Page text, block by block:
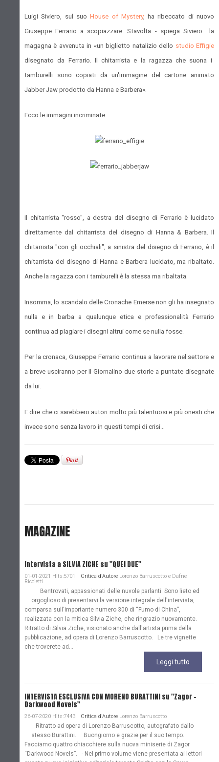
Luigi Siviero, sul suoHouse of Mystery, ha ribeccato di nuovo
Giuseppe Ferrario a scopiazzare. Stavolta - spiega Siviero la
magagna è avvenuta in «un biglietto natalizio dello studio Effigie
disegnato da Ferrario. Il chitarrista e la ragazza che suona i
tamburelli sono copiati da un'immagine del cartone animato
Jabber Jaw prodotto da Hanna e Barbera».
Ecco le immagini incriminate.
Il chitarrista "rosso", a destra del disegno di Ferrario è lucidato
direttamente dal chitarrista del disegno di Hanna & Barbera. Il
chitarrista "con gli occhiali", a sinistra del disegno di Ferrario, è il
chitarrista del disegno di Hanna e Barbera lucidato, ma ribaltato.
Anche la ragazza con i tamburelli è la stessa ma ribaltata.
Insomma, lo scandalo delle Cronache Emerse non gli ha insegnato
nulla e in barba a qualunque etica e professionalità Ferrario
continua ad plagiare i disegni altrui come se nulla fosse.
Per la cronaca, Giuseppe Ferrario continua a lavorare nel settore e
a breve usciranno per Il Giornalino due storie a puntate disegnate
da lui.
E dire che ci sarebbero autori molto più talentuosi e più onesti che
invece sono senza lavoro in questi tempi di crisi...
MAGAZINE
Intervista a SILVIA ZICHE su "QUEI DUE"
01-01-2021 Hits:5701 Critica d'Autore Lorenzo Barruscotto e Dafne
Riccietti
Bentrovati, appassionati delle nuvole parlanti. Sono lieto ed
orgoglioso di presentarvi la versione integrale dell'intervista,
comparsa sull'importante numero 300 di “Fumo di China”,
realizzata con la mitica Silvia Ziche, che ringrazio nuovamente.
Ritratto di Silvia Ziche, visionato anche dall'artista prima della
pubblicazione, ad opera di Lorenzo Barruscotto. Le tre vignette
che troverete ad...
Leggi tutto
INTERVISTA ESCLUSIVA CON MORENO BURATTINI su "Zagor -
Darkwood Novels"
26-07-2020 Hits:7443 Critica d'Autore Lorenzo Barruscotto
Ritratto ad opera di Lorenzo Barruscotto, autografato dallo
stesso Burattini. Buongiorno e grazie per il suo tempo.
Facciamo quattro chiacchiere sulla nuova miniserie di Zagor
“Darkwood Novels”. - Nel primo volume viene presentata ai lettori